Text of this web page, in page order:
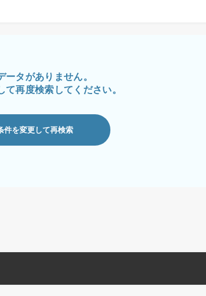
ータがありません。
て再度検索してください。
件を変更して再検索